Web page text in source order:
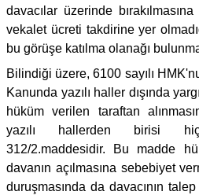
davacılar üzerinde
vekalet ücreti takdirine yer
bu görüşe katılma olanağı
Bilindiği üzere, 6100 sayılı
Kanunda yazılı haller dışında
hüküm verilen taraftan
yazılı hallerden birisi
312/2.maddesidir. Bu madde
davanın açılmasına sebebiyet
duruşmasında da davacının